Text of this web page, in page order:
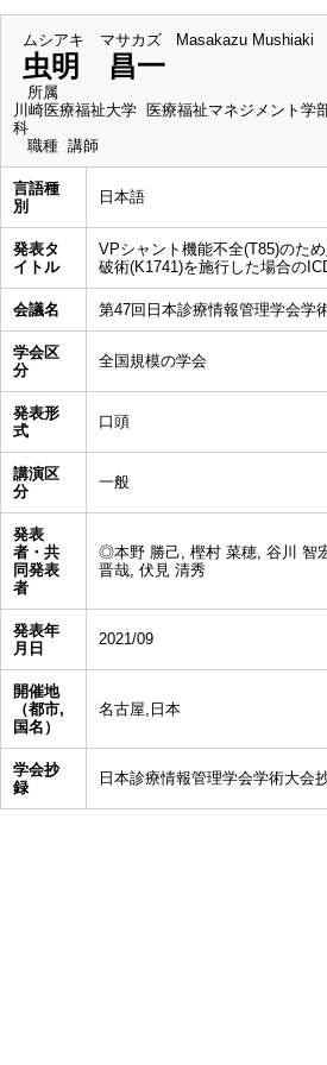
ムシアキ マサカズ Masakazu Mushiaki
虫明 昌一
所属
川崎医療福祉大学 医療福祉マネジメント学
科
職種 講師
言語種
別
日本語
発表タ
イトル
VPシャント機能不全(T85)のた
破術(K1741)を施行した場合の
会議名 第47回日本診療情報管理学会学
学会区
分
全国規模の学会
発表形
式
口頭
講演区
分
一般
発表
者・共
同発表
者
◎本野 勝己, 樫村 菜穂, 谷川 智
晋哉, 伏見 清秀
発表年
月日
2021/09
開催地
（都市,
国名）
名古屋,日本
学会抄
録
日本診療情報管理学会学術大会